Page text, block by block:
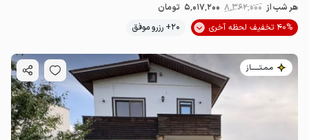
هر شب از 8٬362٬000 5٬017٬200 تومان
40% تخفیف لحظه آخری
20+ رزرو موفق
مـمـتــــــاز